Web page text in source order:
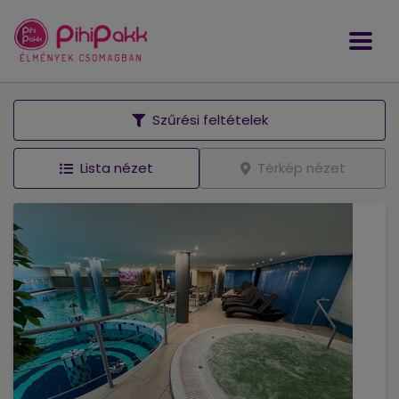
Szűrési feltételek
Lista nézet Térkép nézet